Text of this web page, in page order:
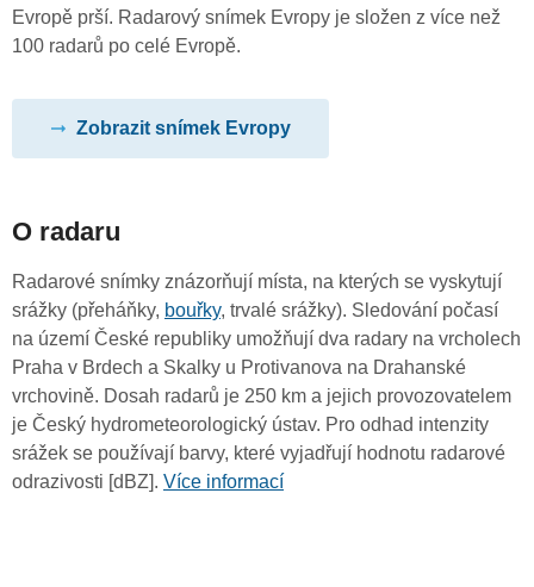
Evropě prší. Radarový snímek Evropy je složen z více než
100 radarů po celé Evropě.
Zobrazit snímek Evropy
O radaru
Radarové snímky znázorňují místa, na kterých se vyskytují
srážky (přeháňky, bouřky, trvalé srážky). Sledování počasí
na území České republiky umožňují dva radary na vrcholech
Praha v Brdech a Skalky u Protivanova na Drahanské
vrchovině. Dosah radarů je 250 km a jejich provozovatelem
je Český hydrometeorologický ústav. Pro odhad intenzity
srážek se používají barvy, které vyjadřují hodnotu radarové
odrazivosti [dBZ]. Více informací